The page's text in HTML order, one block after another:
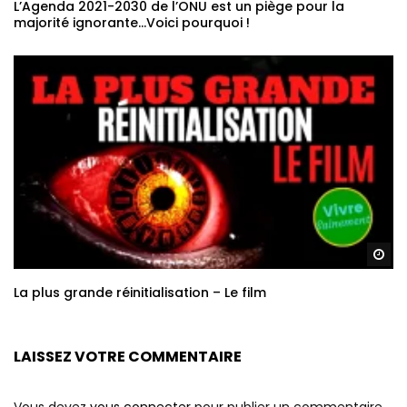
L’Agenda 2021-2030 de l’ONU est un piège pour la
majorité ignorante…Voici pourquoi !
La plus grande réinitialisation – Le film
LAISSEZ VOTRE COMMENTAIRE